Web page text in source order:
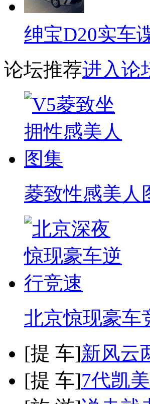
绅宝D20实车
论坛推荐进入论
菱致性感美人
北京惊现豪车
[提 车]新风云
[提 车]7代凯